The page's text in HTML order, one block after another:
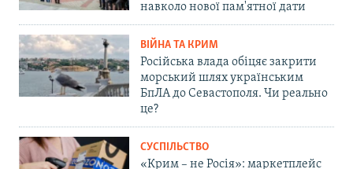
навколо нової пам'ятної дати
ВІЙНА ТА КРИМ
Російська влада обіцяє закрити
морський шлях українським
БпЛА до Севастополя. Чи реально
це?
СУСПІЛЬСТВО
«Крим – не Росія»: маркетплейс